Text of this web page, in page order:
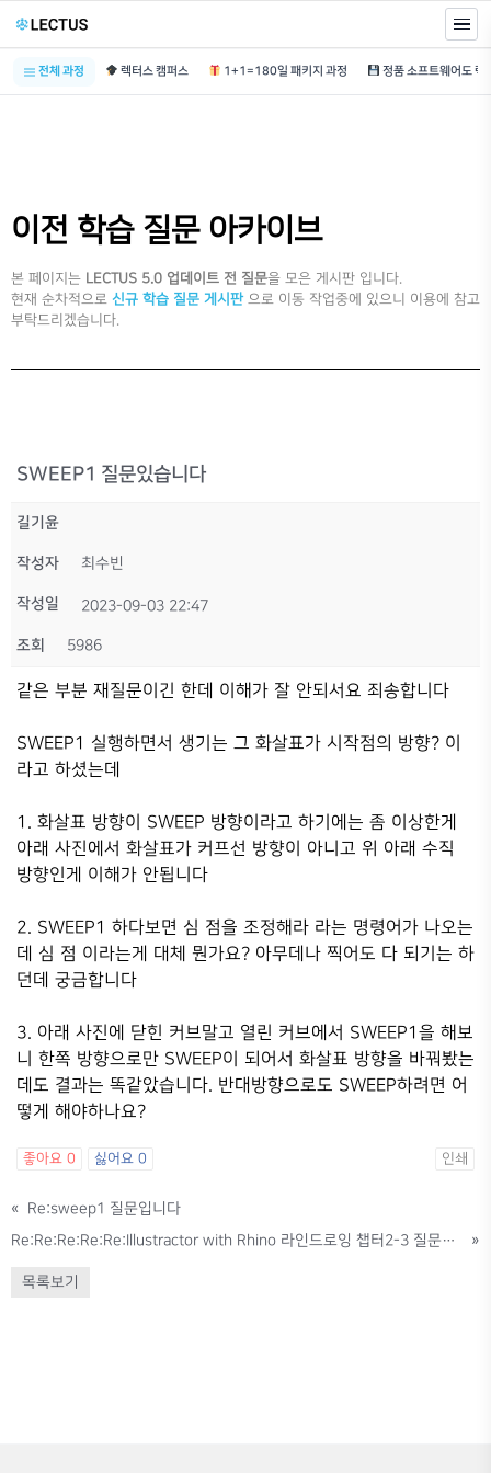
전체 과정 렉터스 캠퍼스 1+1=180일 패키지 과정
이전 학습 질문 아카이브
본 페이지는 LECTUS 5.0 업데이트 전 질문을 모은 게시판 입니다.
현재 순차적으로 신규 학습 질문 게시판 으로 이동 작업중에 있으니 이용에 참고
부탁드리겠습니다.
SWEEP1 질문있습니다
길기윤
작성자 최수빈
작성일 2023-09-03 22:47
조회 5986
같은 부분 재질문이긴 한데 이해가 잘 안되서요 죄송합니다
SWEEP1 실행하면서 생기는 그 화살표가 시작점의 방향? 이
라고 하셨는데
1. 화살표 방향이 SWEEP 방향이라고 하기에는 좀 이상한게
아래 사진에서 화살표가 커프선 방향이 아니고 위 아래 수직
방향인게 이해가 안됩니다
2. SWEEP1 하다보면 심 점을 조정해라 라는 명령어가 나오는
데 심 점 이라는게 대체 뭔가요? 아무데나 찍어도 다 되기는 하
던데 궁금합니다
3. 아래 사진에 닫힌 커브말고 열린 커브에서 SWEEP1을 해보
니 한쪽 방향으로만 SWEEP이 되어서 화살표 방향을 바꿔봤는
데도 결과는 똑같았습니다. 반대방향으로도 SWEEP하려면 어
떻게 해야하나요?
좋아요 0 싫어요 0 인쇄
« Re:sweep1 질문입니다
Re:Re:Re:Re:Re:Illustractor with Rhino 라인드로잉 챕터2-3 질문입니다
»
목록보기